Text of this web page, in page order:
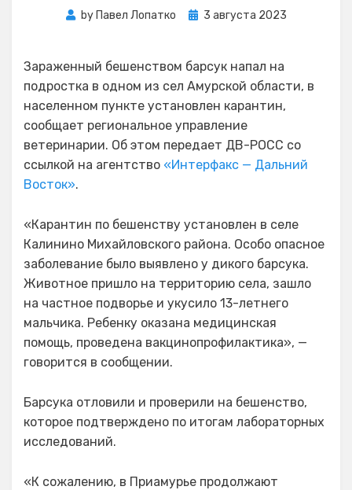
by Павел Лопатко
Posted
3 августа 2023
Зараженный бешенством барсук напал на
подростка в одном из сел Амурской области, в
населенном пункте установлен карантин,
сообщает региональное управление
ветеринарии. Об этом передает ДВ-РОСС со
ссылкой на агентство «Интерфакс — Дальний
Восток».
«Карантин по бешенству установлен в селе
Калинино Михайловского района. Особо опасное
заболевание было выявлено у дикого барсука.
Животное пришло на территорию села, зашло
на частное подворье и укусило 13-летнего
мальчика. Ребенку оказана медицинская
помощь, проведена вакцинопрофилактика», —
говорится в сообщении.
Барсука отловили и проверили на бешенство,
которое подтверждено по итогам лабораторных
исследований.
«К сожалению, в Приамурье продолжают